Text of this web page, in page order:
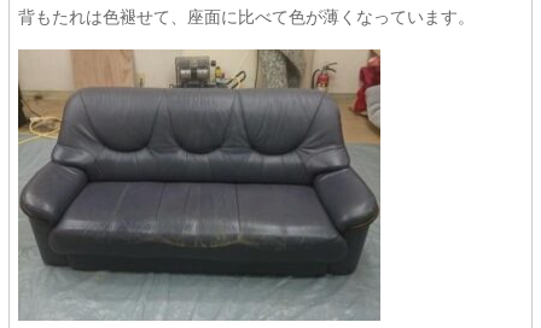
背もたれは色褪せて、座面に比べて色が薄くなっています。